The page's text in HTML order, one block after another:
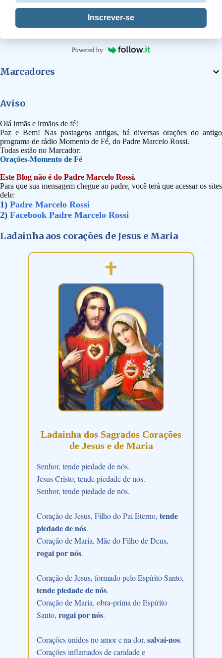
Inscrever-se
Powered by
Marcadores
Aviso
Olá irmãs e irmãos de fé!
Paz e Bem! Nas postagens antigas, há diversas orações do antigo
programa de rádio Momento de Fé, do Padre Marcelo Rossi.
Todas estão no Marcador:
Orações-Momento de Fé
Este Blog não é do Padre Marcelo Rossi.
Para que sua mensagem chegue ao padre, você terá que acessar os sites
dele:
1) Padre Marcelo Rossi
2) Facebook Padre Marcelo Rossi
Ladainha aos corações de Jesus e Maria
Ladainha dos Sagrados Corações
de Jesus e de Maria
Senhor, tende piedade de nós.
Jesus Cristo, tende piedade de nós.
Senhor, tende piedade de nós.
Coração de Jesus, Filho do Pai Eterno, tende
piedade de nós.
Coração de Maria, Mãe do Filho de Deus,
rogai por nós.
Coração de Jesus, formado pelo Espírito Santo,
tende piedade de nós.
Coração de Maria, obra-prima do Espírito
Santo, rogai por nós.
Corações unidos no amor e na dor, salvai-nos.
Corações inflamados de caridade e